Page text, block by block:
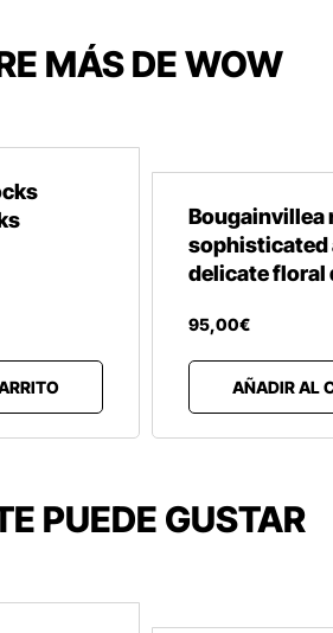
MÁS DE WOW
Bougainvillea
sophisticated
delicate floral
95,00€
AÑADIR AL
PUEDE GUSTAR